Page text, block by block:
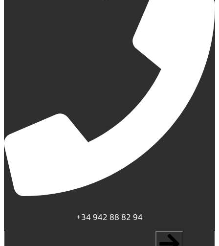
+34 942 88 82 94